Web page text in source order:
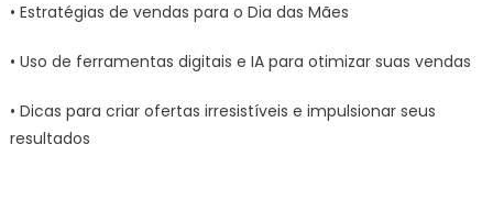
• Estratégias de vendas para o Dia das Mães
• Uso de ferramentas digitais e IA para otimizar suas vendas
• Dicas para criar ofertas irresistíveis e impulsionar seus
resultados